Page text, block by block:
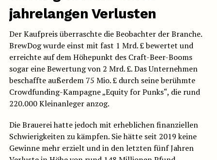
jahrelangen Verlusten
Der Kaufpreis überraschte die Beobachter der Branche.
BrewDog wurde einst mit fast 1 Mrd. £ bewertet und
erreichte auf dem Höhepunkt des Craft-Beer-Booms
sogar eine Bewertung von 2 Mrd. £. Das Unternehmen
beschaffte außerdem 75 Mio. £ durch seine berühmte
Crowdfunding-Kampagne „Equity for Punks“, die rund
220.000 Kleinanleger anzog.
Die Brauerei hatte jedoch mit erheblichen finanziellen
Schwierigkeiten zu kämpfen. Sie hätte seit 2019 keine
Gewinne mehr erzielt und in den letzten fünf Jahren